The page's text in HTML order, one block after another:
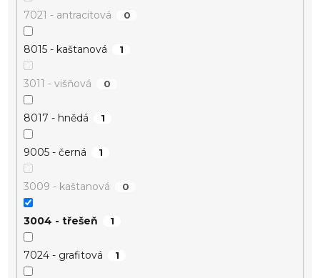
7021 - antracitová 0
8015 - kaštanová 1
3011 - višňová 0
8017 - hnědá 1
9005 - černá 1
3009 - kaštanová 0
3004 - třešeň 1
7024 - grafitová 1